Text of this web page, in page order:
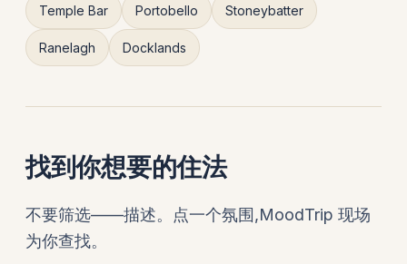
Temple Bar Portobello Stoneybatter
Ranelagh Docklands
找到你想要的住法
不要筛选——描述。点一个氛围,MoodTrip 现场
为你查找。